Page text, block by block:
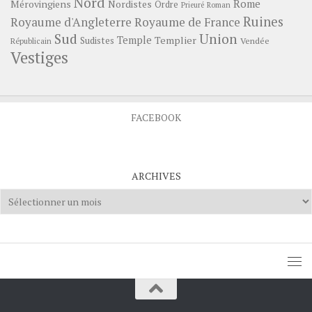
Mérovingiens Nordistes Ordre Prieuré Roman Rome
Royaume d'Angleterre Royaume de France Ruines
Républicain Sud Sudistes Temple Templier Union Vendée
Vestiges
FACEBOOK
ARCHIVES
Archives